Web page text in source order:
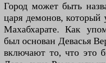
Город может быть
царя демонов, который
Махабхарате. Как
был основан Девасья
включают то, что это